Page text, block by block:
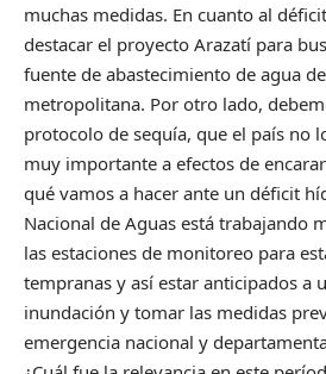
muchas medidas. En cuanto al
destacar el proyecto Arazatí para
fuente de abastecimiento de agua
metropolitana. Por otro lado,
protocolo de sequía, que el país no
muy importante a efectos de
qué vamos a hacer ante un déficit
Nacional de Aguas está trabajando
las estaciones de monitoreo para
tempranas y así estar anticipados a
inundación y tomar las medidas
emergencia nacional y